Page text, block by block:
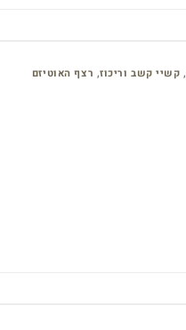
, קשיי קשב וריכוז, רצף האוטיזם